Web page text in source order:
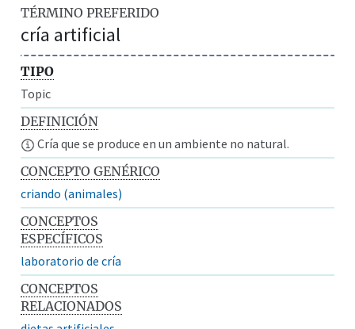
TÉRMINO PREFERIDO
cría artificial
TIPO
Topic
DEFINICIÓN
Cría que se produce en un ambiente no natural.
CONCEPTO GENÉRICO
criando (animales)
CONCEPTOS
ESPECÍFICOS
laboratorio de cría
CONCEPTOS
RELACIONADOS